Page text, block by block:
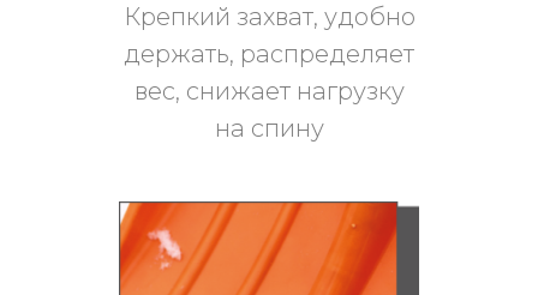
Крепкий захват, удобно
держать, распределяет
вес, снижает нагрузку
на спину